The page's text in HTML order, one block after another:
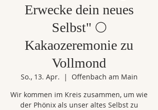
Erwecke dein neues
Selbst" 🌕
Kakaozeremonie zu
Vollmond
So., 13. Apr.
  |
Offenbach am Main
Wir kommen im Kreis zusammen, um wie
der Phönix als unser altes Selbst zu